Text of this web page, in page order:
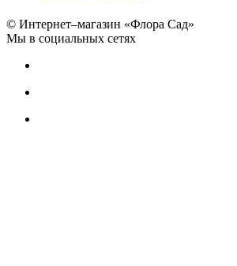
© Интернет–магазин «Флора Сад»
Мы в социальных сетях